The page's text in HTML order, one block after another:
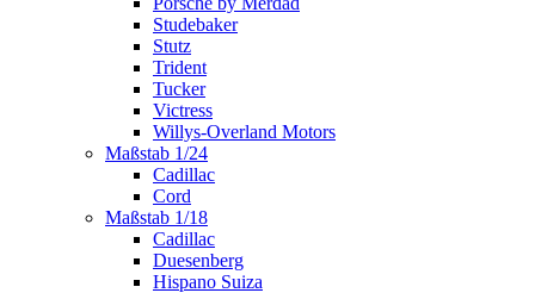
Studebaker
Stutz
Trident
Tucker
Victress
Willys-Overland Motors
Maßstab 1/24
Cadillac
Cord
Maßstab 1/18
Cadillac
Duesenberg
Hispano Suiza